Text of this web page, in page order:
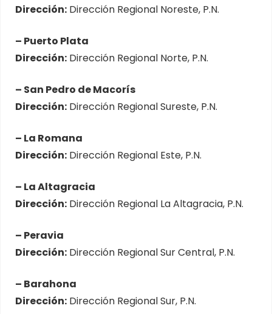
Dirección: Dirección Regional Noreste, P.N.
– Puerto Plata
Dirección: Dirección Regional Norte, P.N.
– San Pedro de Macorís
Dirección: Dirección Regional Sureste, P.N.
– La Romana
Dirección: Dirección Regional Este, P.N.
– La Altagracia
Dirección: Dirección Regional La Altagracia, P.N.
– Peravia
Dirección: Dirección Regional Sur Central, P.N.
– Barahona
Dirección: Dirección Regional Sur, P.N.